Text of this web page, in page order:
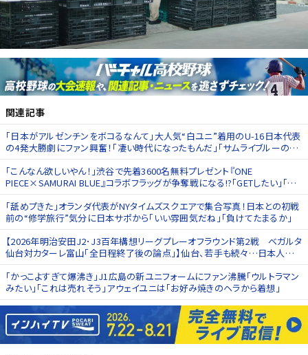
関連記事
｢日本がアルゼンチンをボコるなんて｣大人気“白ユニ”着用のU-16日本代表
の4発大勝劇にファン興奮！｢凄い時代になったもんだ｣｢サムライブルーの未
｢こんなん欲しいやん！｣渋谷で先着3600名無料プレゼント『ONE
PIECE×SAMURAI BLUE』コラボフラッグが争奪戦になる!?｢GETしたい｣｢ぜ
｢舐めプきた｣オランダ代表がNYタイムズスクエアで集合写真！日本との初戦
前の“修学旅行”気分に日本サポから｢いい雰囲気だね｣｢負けてたまるか｣
【2026年明治安田J2･J3百年構想リーグプレーオフラウンド第2戦 ベガルタ
仙台対カターレ富山「全日程終了後の論点」】仙台、若手も続々…日本人選
｢かっこよすぎて爆沸き｣J1広島の新ユニフォームにファン沸騰｢ウルトラマン
みたい｣｢これは売れそう｣アウェイユニは｢お好み焼きのヘラから着想｣